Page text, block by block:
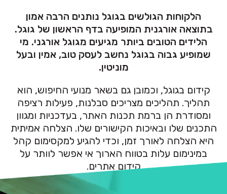
הלקוחות הגולשים בגוגל נותנים הרבה אמון
בתוצאה אורגנית המופיעה בדף הראשון של גוגל.
הלידים הטובים ביותר מגיעים מגוגל אורגני. מי
שמופיע גבוה בגוגל נחשב לעסק טוב, אמין ובעל
מוניטין.
קידום בגוגל, וכמובן גם בשאר מנועי החיפוש, הוא
תהליך. תהליכים מצריכים סבלנות, פעילות רציפה
ומסודרת הן ברמת תכנות האתר, בעדכניות ומגוון
התכנים שלו ובאיכות הקישורים שלו. הצלחה אמיתית
היא הצלחה לאורך זמן, וכדי להגיע למקסימום קהל
במינימום עלות בטווח הארוך אי אפשר לוותר על
קידום אתרים.